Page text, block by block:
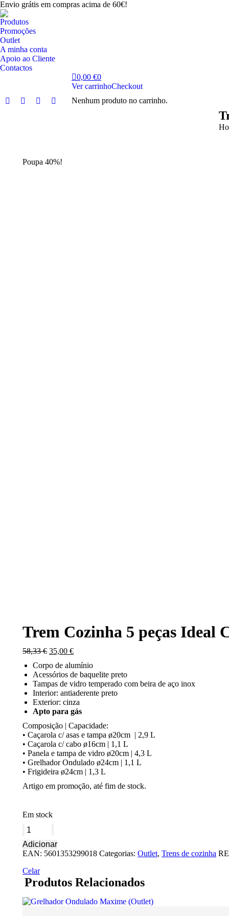
Envio grátis em compras acima de 60€!
Produtos
Promoções
Outlet
A minha conta
Apoio ao Cliente
Contactos
Facebook
window
Instagram
window
YouTube
window
Linkedin
window
0,00 €0
Ver carrinhoCheckout
Nenhum produto no carrinho.
Poupa 40%!
Trem Cozinha 5 peças Ideal
58,33€ O
original
era:
58,33 €.
35,00 €O
atual
é:
35,00 €.
Corpo de alumínio
Acessórios de baquelite preto
Tampas de vidro temperado com beira de aço inox
Interior: antiaderente preto
Exterior: cinza
Apto para gás
Composição | Capacidade:
• Caçarola c/ asas e tampa ø20cm | 2,9 L
• Caçarola c/ cabo ø16cm | 1,1 L
• Panela e tampa de vidro ø20cm | 4,3 L
• Grelhador Ondulado ø24cm | 1,1 L
• Frigideira ø24cm | 1,3 L
Artigo em promoção, até fim de stock.
Em stock
Quantidade
Trem
Cozinha
peças
Ideal
(Outlet)
Adicionar
EAN: 5601353299018 Categorias: Outlet, Trens de cozinha
Celar
Produtos Relacionados